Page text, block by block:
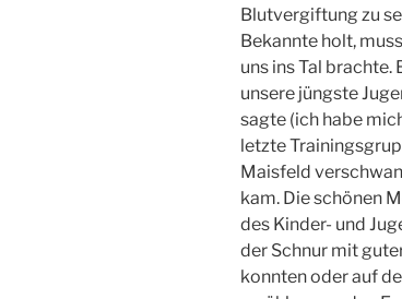
Blutvergiftung zu
Bekannte holt,
uns ins Tal brachte.
unsere jüngste
sagte (ich habe
letzte
Maisfeld
kam. Die schönen
des Kinder- und
der Schnur mit
konnten oder auf